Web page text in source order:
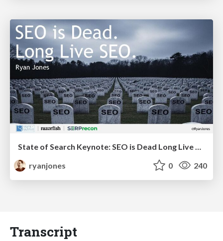
ryanjones
0 240
Transcript